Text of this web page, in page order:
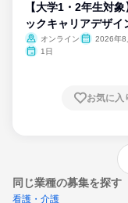
【大学1・2年生対
ックキャリアデザイ
ム
オンライン
2026年8
1日
お気に入
同じ業種の募集を探す
看護・介護